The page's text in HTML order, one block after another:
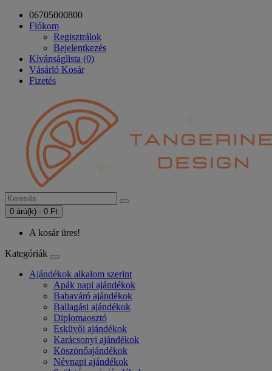
06705000800
Fiókom
Regisztrálok
Bejelentkezés
Kívánságlista (0)
Vásárló Kosár
Fizetés
0 árú(k) - 0 Ft
A kosár üres!
Kategóriák
Ajándékok alkalom szerint
Apák napi ajándékok
Babaváró ajándékok
Ballagási ajándékok
Diplomaosztó
Esküvői ajándékok
Karácsonyi ajándékok
Köszönőajándékok
Névnapi ajándékok